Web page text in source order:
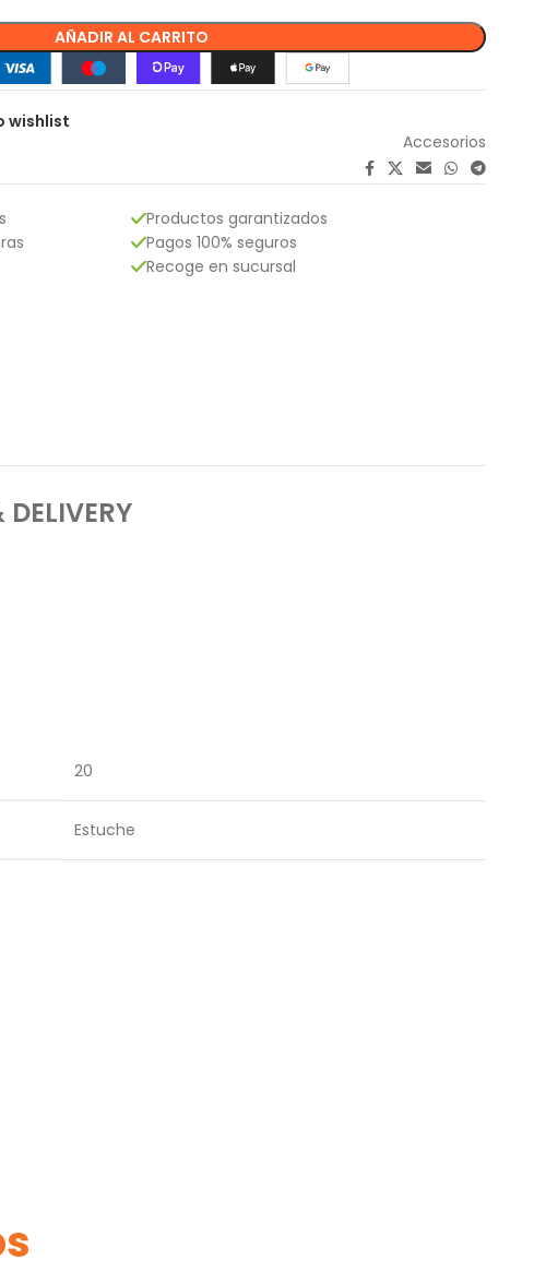
AÑADIR AL CARRITO
wishlist
Accesorios
Productos garantizados
Pagos 100% seguros
Recoge en sucursal
20
Estuche